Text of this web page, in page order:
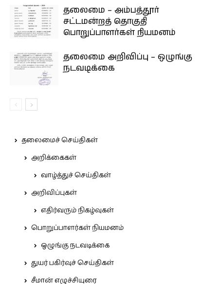
தலைமை – அம்பத்தூர்
சட்டமன்றத் தொகுதி
பொறுப்பாளர்கள் நியமனம்
தலைமை அறிவிப்பு – ஒழுங்கு
நடவடிக்கை
தலைமைச் செய்திகள்
அறிக்கைகள்
வாழ்த்துச் செய்திகள்
அறிவிப்புகள்
எதிர்வரும் நிகழ்வுகள்
பொறுப்பாளர்கள் நியமனம்
ஒழுங்கு நடவடிக்கை
துயர் பகிர்வுச் செய்திகள்
சீமான் எழுச்சியுரை